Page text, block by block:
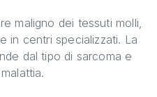
maligno dei tessuti molli,
in centri specializzati. La
dal tipo di sarcoma e